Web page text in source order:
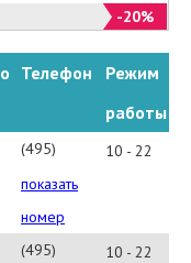
-20%
Телефон
Режим
работы
(495)
663-
88-
23
показать
номер
10 - 22
(495)
10 - 22